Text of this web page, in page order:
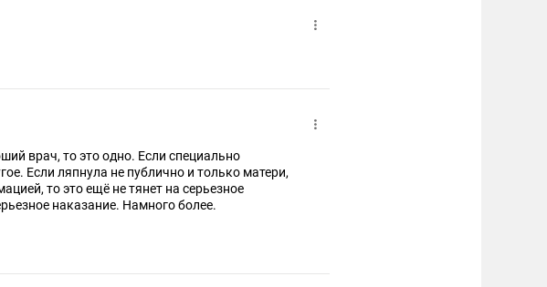
врач, то это одно. Если специально
Если ляпнула не публично и только матери,
то это ещё не тянет на серьезное
наказание. Намного более.